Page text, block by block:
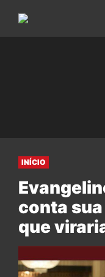
INÍCIO
conta
que